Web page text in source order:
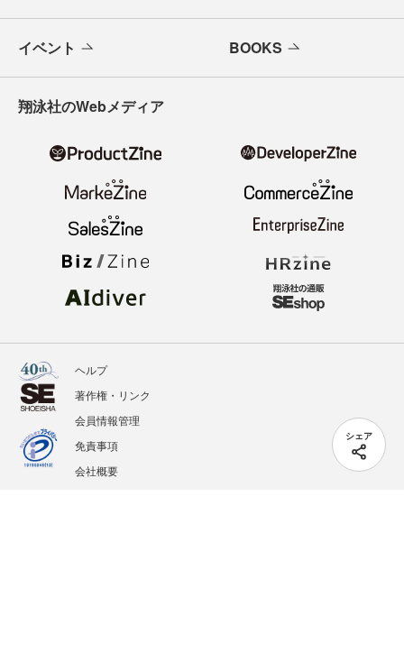
シェア
イベント BOOKS
翔泳社のWebメディア
ヘルプ
著作権・リンク
会員情報管理
免責事項
会社概要